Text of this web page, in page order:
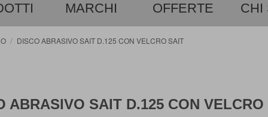
MARCHI OFFERTE CHI
DISCO ABRASIVO SAIT D.125 CON VELCRO SAIT
ABRASIVO SAIT D.125 CON